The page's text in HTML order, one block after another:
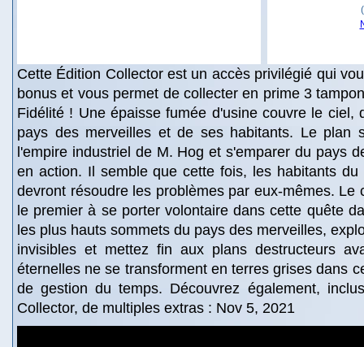
Cette Édition Collector est un accès privilégié qui
bonus et vous permet de collecter en prime 3
Fidélité ! Une épaisse fumée d'usine couvre le ciel,
pays des merveilles et de ses habitants. Le plan
l'empire industriel de M. Hog et s'emparer du pays
en action. Il semble que cette fois, les habitants du
devront résoudre les problèmes par eux-mêmes. Le
le premier à se porter volontaire dans cette quête
les plus hauts sommets du pays des merveilles,
invisibles et mettez fin aux plans destructeurs
éternelles ne se transforment en terres grises dans
de gestion du temps. Découvrez également,
Collector, de multiples extras : Nov 5, 2021